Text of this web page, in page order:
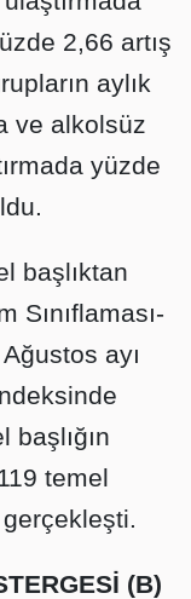
2,66 artış
aylık
ve alkolsüz
yüzde
başlıktan
Sınıflaması-
ayı
temel
gerçekleşti.
(B)